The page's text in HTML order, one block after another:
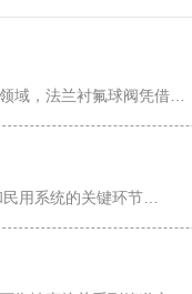
域，法兰衬氟球阀凭借…
用系统的关键环节…